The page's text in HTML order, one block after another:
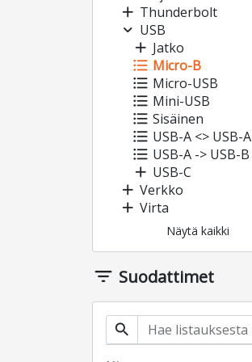
add Thunderbolt
expand_more USB
add Jatko
format_list_bulleted Micro-B
format_list_bulleted Micro-USB
format_list_bulleted Mini-USB
format_list_bulleted Sisäinen
format_list_bulleted USB-A <> USB-A
format_list_bulleted USB-A -> USB-B
add USB-C
add Verkko
add Virta
Näytä kaikki
filter_list Suodattimet
search